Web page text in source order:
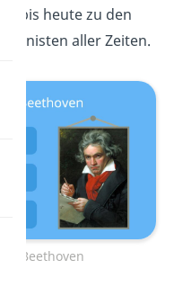
bis heute zu den
aller Zeiten.
Beethoven